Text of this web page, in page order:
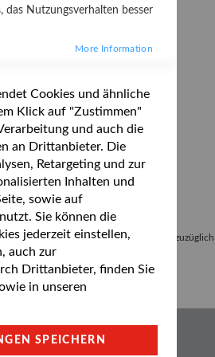
Preise inkl. gesetzlicher Mehrwertsteuer
das Nutzungsverhalten besser
More Information
Cookies und ähnliche
Klick auf "Zustimmen"
und auch die
an Drittanbieter. Die
Retargeting und zur
Inhalten und
sowie auf
Sie können die
jederzeit einstellen,
auch zur
Drittanbieter, finden Sie
in unseren
SPEICHERN